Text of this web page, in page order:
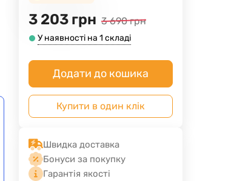
3 203 грн 3 690 грн
У наявності на 1 складі
Додати до кошика
Купити в один клік
Швидка доставка
Бонуси за покупку
Гарантія якості